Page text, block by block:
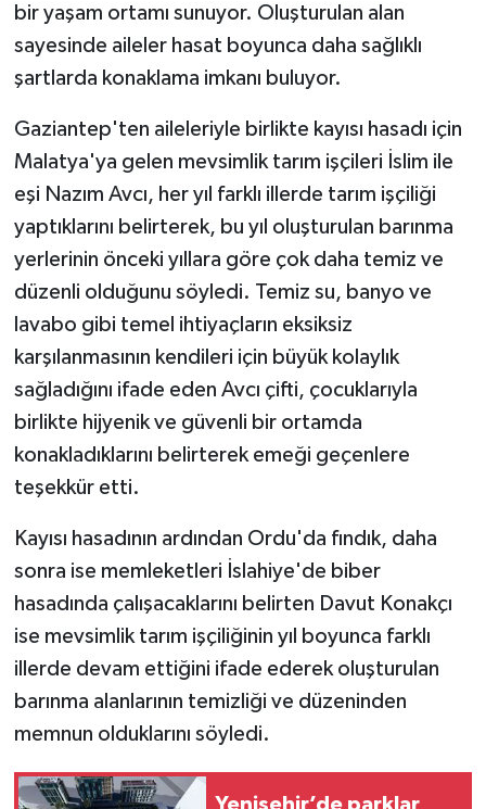
bir yaşam ortamı sunuyor. Oluşturulan alan
sayesinde aileler hasat boyunca daha sağlıklı
şartlarda konaklama imkanı buluyor.
Gaziantep'ten aileleriyle birlikte kayısı hasadı için
Malatya'ya gelen mevsimlik tarım işçileri İslim ile
eşi Nazım Avcı, her yıl farklı illerde tarım işçiliği
yaptıklarını belirterek, bu yıl oluşturulan barınma
yerlerinin önceki yıllara göre çok daha temiz ve
düzenli olduğunu söyledi. Temiz su, banyo ve
lavabo gibi temel ihtiyaçların eksiksiz
karşılanmasının kendileri için büyük kolaylık
sağladığını ifade eden Avcı çifti, çocuklarıyla
birlikte hijyenik ve güvenli bir ortamda
konakladıklarını belirterek emeği geçenlere
teşekkür etti.
Kayısı hasadının ardından Ordu'da fındık, daha
sonra ise memleketleri İslahiye'de biber
hasadında çalışacaklarını belirten Davut Konakçı
ise mevsimlik tarım işçiliğinin yıl boyunca farklı
illerde devam ettiğini ifade ederek oluşturulan
barınma alanlarının temizliği ve düzeninden
memnun olduklarını söyledi.